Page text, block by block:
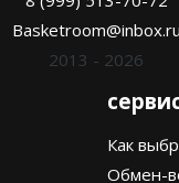
Basketroom@inbox.ru
2013 - 2026
Как
Обмен-